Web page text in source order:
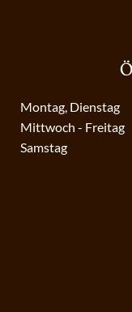
Montag, Dienstag
Mittwoch - Freitag
Samstag